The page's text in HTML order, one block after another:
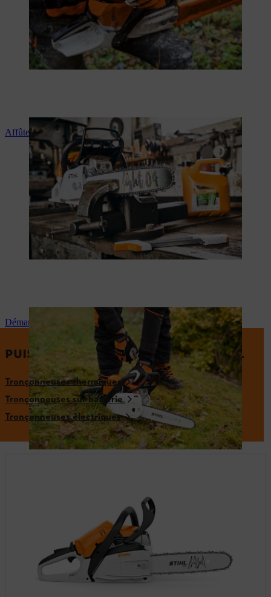
Affûter la chaîne
Démarrer la tronçonneuse
PUISSANTES TRONÇONNEUSES STIHL
Tronçonneuses thermiques
Tronçonneuses sur batterie
Tronçonneuses électriques